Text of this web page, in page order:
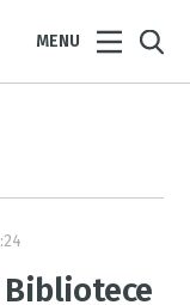
MENU